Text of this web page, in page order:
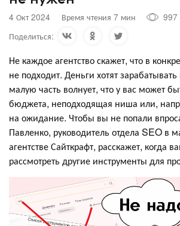
4 Окт 2024 Время чтения 7 мин
997
Поделиться:
Не каждое агентство скажет, что в
не подходит. Деньги хотят
малую часть волнует, что у вас может
бюджета, неподходящая ниша или,
на ожидание. Чтобы вы не попали
Павленко, руководитель отдела SEO в
агентстве Сайткрафт, расскажет, когда
рассмотреть другие инструменты для